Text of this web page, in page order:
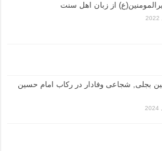
از زبان اهل سنت
بجلی, شجاعی وفادار در رکاب امام حسین